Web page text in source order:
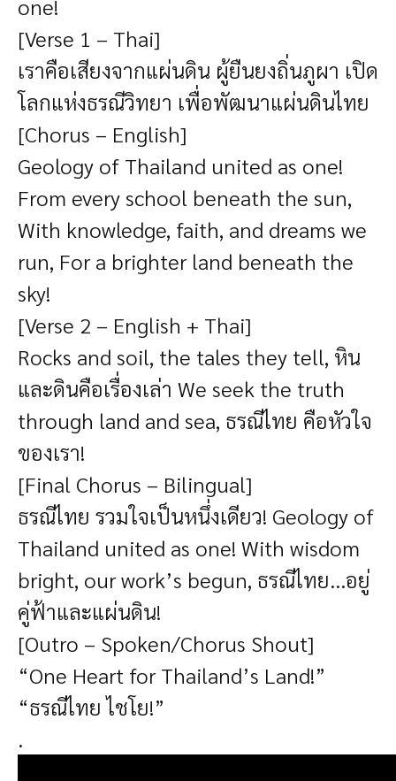
one!
[Verse 1 – Thai]
เราคือเสียงจากแผ่นดิน ผู้ยืนยงถิ่นภูผา เปิด
โลกแห่งธรณีวิทยา เพื่อพัฒนาแผ่นดินไทย
[Chorus – English]
Geology of Thailand united as one!
From every school beneath the sun,
With knowledge, faith, and dreams we
run, For a brighter land beneath the
sky!
[Verse 2 – English + Thai]
Rocks and soil, the tales they tell, หิน
และดินคือเรื่องเล่า We seek the truth
through land and sea, ธรณีไทย คือหัวใจ
ของเรา!
[Final Chorus – Bilingual]
ธรณีไทย รวมใจเป็นหนึ่งเดียว! Geology of
Thailand united as one! With wisdom
bright, our work’s begun, ธรณีไทย...อยู่
คู่ฟ้าและแผ่นดิน!
[Outro – Spoken/Chorus Shout]
“One Heart for Thailand’s Land!”
“ธรณีไทย ไชโย!”
.